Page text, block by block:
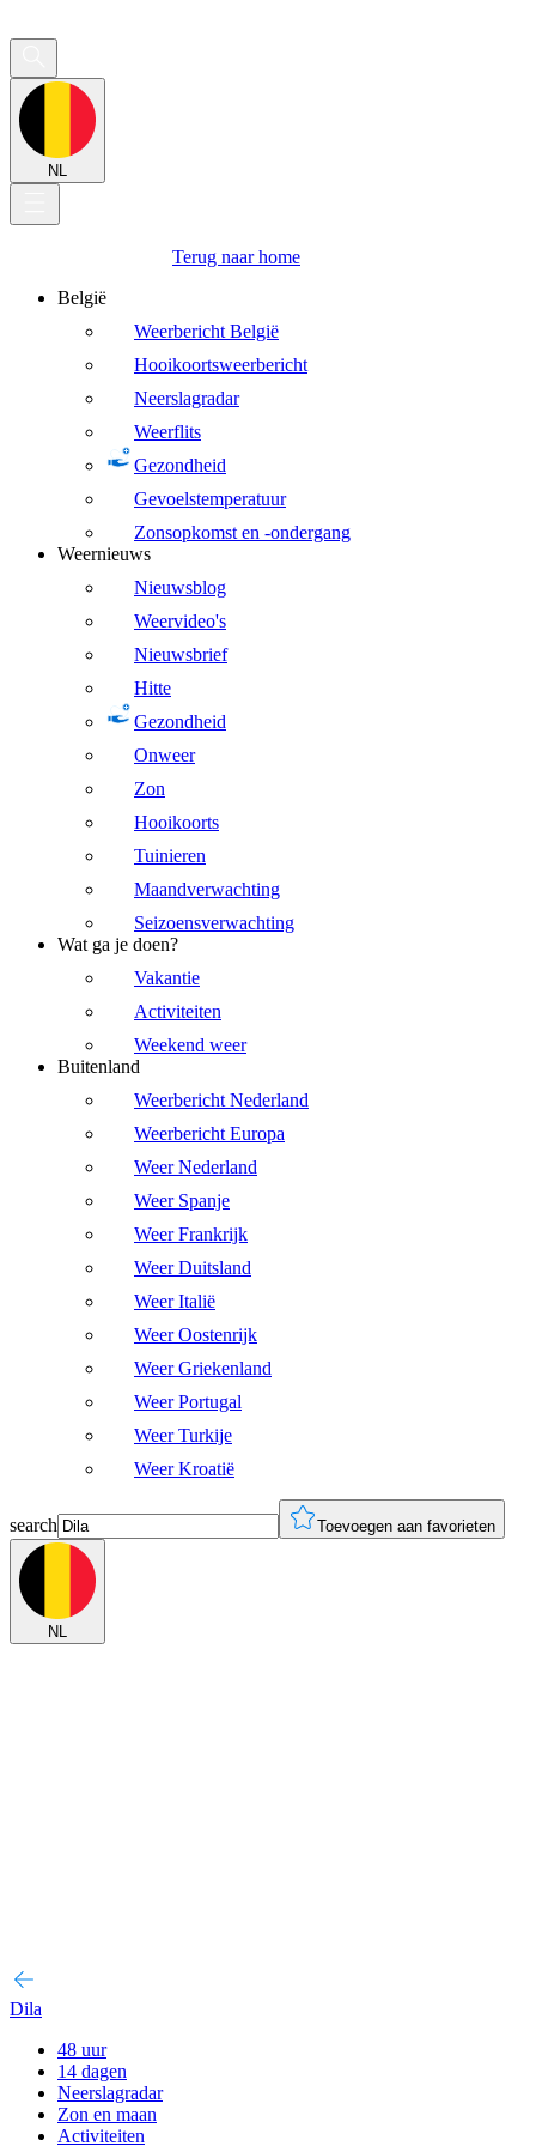
NL
Terug naar home
België
Weerbericht België
Hooikoortsweerbericht
Neerslagradar
Weerflits
Gezondheid
Gevoelstemperatuur
Zonsopkomst en -ondergang
Weernieuws
Nieuwsblog
Weervideo's
Nieuwsbrief
Hitte
Gezondheid
Onweer
Zon
Hooikoorts
Tuinieren
Maandverwachting
Seizoensverwachting
Wat ga je doen?
Vakantie
Activiteiten
Weekend weer
Buitenland
Weerbericht Nederland
Weerbericht Europa
Weer Nederland
Weer Spanje
Weer Frankrijk
Weer Duitsland
Weer Italië
Weer Oostenrijk
Weer Griekenland
Weer Portugal
Weer Turkije
Weer Kroatië
search Toevoegen aan favorieten
NL
Dila
48 uur
14 dagen
Neerslagradar
Zon en maan
Activiteiten